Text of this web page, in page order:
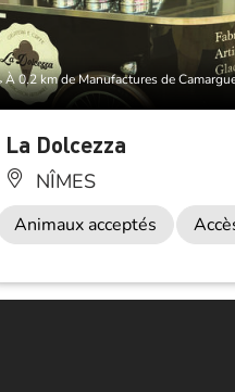
À 0.2 km de Manufactures de
La Dolcezza
NÎMES
Animaux acceptés